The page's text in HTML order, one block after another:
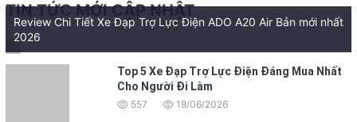
TIN TỨC MỚI CẬP NHẬT
Review Chi Tiết Xe Đạp Trợ Lực Điện ADO A20 Air Bản mới nhất
2026
Top 5 Xe Đạp Trợ Lực Điện Đáng Mua Nhất
Cho Người Đi Làm
557 18/06/2026